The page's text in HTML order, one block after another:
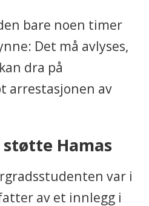
bare noen timer
Det må avlyses,
dra på
arrestasjonen av
Hamas
var i
av et innlegg i